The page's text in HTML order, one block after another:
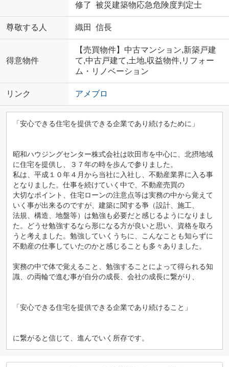
修了 被災建築物応急危険度判定士
尊敬する人 織田 信長
得意物件
【売買物件】中古マンション,新築戸建
て,中古戸建て,土地,収益物件,リフォー
ム・リノベーション
リンク アメブロ
「安心できる住宅を提供できる企業であり続けるために」
昭和ハウジングセンター株式会社は吹田市を中心に、北摂地域
に住宅を提供し、３７年の時を歩んで参りました。
私は、平成１０年４月から当社に入社し、不動産業界に入る事
となりました。仕事を続けていく中で、不動産売買の
大切なポイント、住宅ローンの注意点等は実務の中から覚えて
いく事が出来るのですが、建築に関する亊（設計、施工、
法規、構造、地盤等）は勉強も必要だと感じるようになりまし
た。どうせ勉強するなら形になる方が良いと思い、資格を取ろ
うと考えました。勉強していくうちに、こんなことも知らずに
不動産の仕事していたのかと感じることも多々ありました。
実務の中で体で覚えること、勉強することによって得られる知
識、の両輪で進む事が自分の成長、会社の成長に繋がり、
「安心できる住宅を提供できる企業であり続けること」
に繋がると信じて、進んでいく所存です。